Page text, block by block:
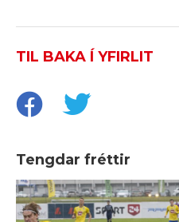
TIL BAKA Í YFIRLIT
Tengdar fréttir